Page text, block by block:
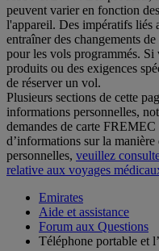
peuvent varier en fonction
l'appareil. Des impératifs liés
entraîner des changements
pour les vols programmés. Si
produits ou des exigences
de réserver un vol.
Plusieurs sections de cette
informations personnelles,
demandes de carte
d’informations sur la
personnelles, veuillez
relative aux voyages
Emirates
Aide et assistance
Forum aux Questions
Téléphone portable et